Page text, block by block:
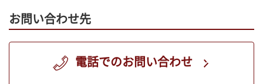
お問い合わせ先
電話でのお問い合わせ